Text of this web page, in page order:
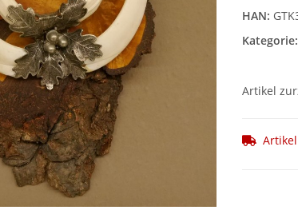
HAN:
Kategorie:
Artikel